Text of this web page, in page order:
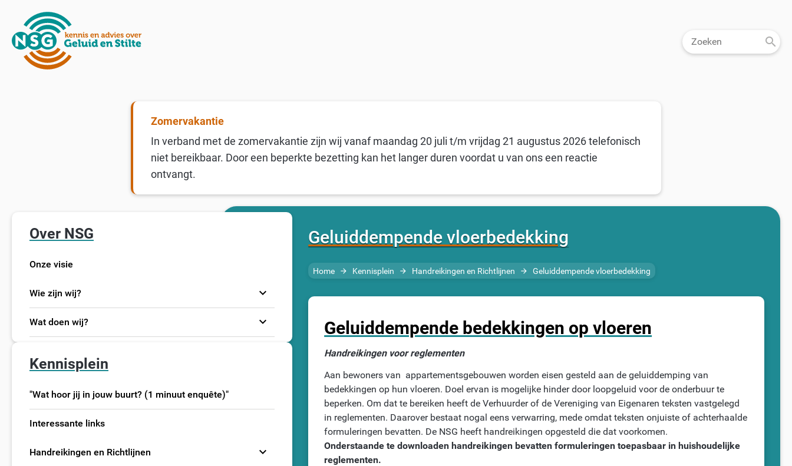
Zomervakantie
In verband met de zomervakantie zijn wij vanaf maandag 20 juli t/m vrijdag 21 augustus 2026 telefonisch
niet bereikbaar. Door een beperkte bezetting kan het langer duren voordat u van ons een reactie
ontvangt.
Over NSG
Onze visie
Wie zijn wij? expand_more
Wat doen wij? expand_more
Kennisplein
"Wat hoor jij in jouw buurt? (1 minuut enquête)"
Interessante links
Handreikingen en Richtlijnen expand_more
Geluiddempende vloerbedekking
Home arrow_forward Kennisplein arrow_forward Handreikingen en Richtlijnen arrow_forward Geluiddempende vloerbedekking
Geluiddempende bedekkingen op vloeren
Handreikingen voor reglementen
Aan bewoners van appartementsgebouwen worden eisen gesteld aan de geluiddemping van
bedekkingen op hun vloeren. Doel ervan is mogelijke hinder door loopgeluid voor de onderbuur te
beperken. Om dat te bereiken heeft de Verhuurder of de Vereniging van Eigenaren teksten vastgelegd
in reglementen. Daarover bestaat nogal eens verwarring, mede omdat teksten onjuiste of achterhaalde
formuleringen bevatten. De NSG heeft handreikingen opgesteld die dat voorkomen.
Onderstaande te downloaden handreikingen bevatten formuleringen toepasbaar in huishoudelijke
reglementen.